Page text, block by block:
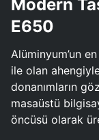
Modern
E650
Alüminyum’un
ile olan
donanımların
masaüstü
öncüsü olarak